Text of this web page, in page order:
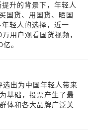
升的背景下，年轻人
国货、用国货、晒国
轻人的选择，近一
用户观看国货视频，
。
出为中国年轻人带来
基础，投票产生了最
体和各大品牌广泛关